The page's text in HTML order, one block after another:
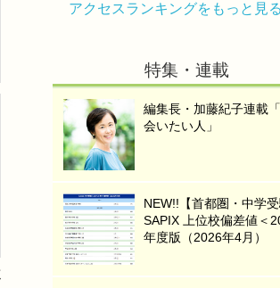
アクセスランキングをもっと見る
特集・連載
編集長・加藤紀子連載「
会いたい人」
NEW!!【首都圏・中学受
SAPIX 上位校偏差値＜
年度版（2026年4月）